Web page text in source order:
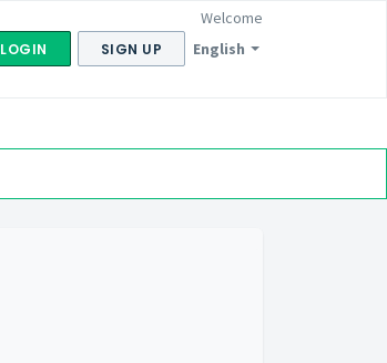
English
Welcome
LOGIN SIGN UP